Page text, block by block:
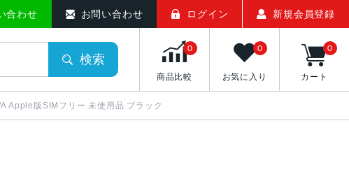
合わせ お問い合わせ ログイン 新規会員登録
検索
商品比較
0
お気に入り
0
カート
0
Apple版SIMフリー 未使用品 ブラック